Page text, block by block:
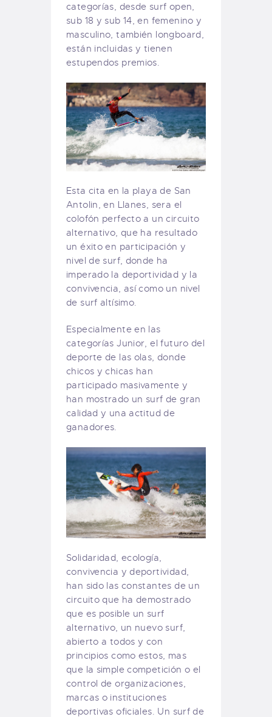
categorías, desde surf open,
sub 18 y sub 14, en femenino y
masculino, también longboard,
están incluidas y tienen
estupendos premios.
Esta cita en la playa de San
Antolin, en Llanes, sera el
colofón perfecto a un circuito
alternativo, que ha resultado
un éxito en participación y
nivel de surf, donde ha
imperado la deportividad y la
convivencia, así como un nivel
de surf altísimo.
Especialmente en las
categorías Junior, el futuro del
deporte de las olas, donde
chicos y chicas han
participado masivamente y
han mostrado un surf de gran
calidad y una actitud de
ganadores.
Solidaridad, ecología,
convivencia y deportividad,
han sido las constantes de un
circuito que ha demostrado
que es posible un surf
alternativo, un nuevo surf,
abierto a todos y con
principios como estos, mas
que la simple competición o el
control de organizaciones,
marcas o instituciones
deportivas oficiales. Un surf de